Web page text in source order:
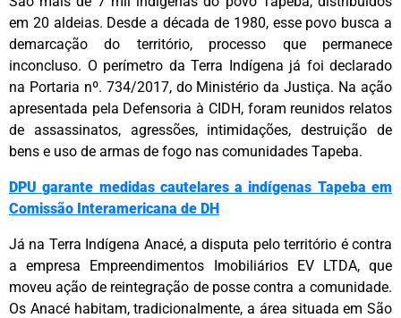
em 20 aldeias. Desde a década de 1980, esse povo busca a
demarcação do território, processo que permanece
inconcluso. O perímetro da Terra Indígena já foi declarado
na Portaria nº. 734/2017, do Ministério da Justiça. Na ação
apresentada pela Defensoria à CIDH, foram reunidos relatos
de assassinatos, agressões, intimidações, destruição de
bens e uso de armas de fogo nas comunidades Tapeba.
DPU garante medidas cautelares a indígenas Tapeba em
Comissão Interamericana de DH
Já na Terra Indígena Anacé, a disputa pelo território é contra
a empresa Empreendimentos Imobiliários EV LTDA, que
moveu ação de reintegração de posse contra a comunidade.
Os Anacé habitam, tradicionalmente, a área situada em São